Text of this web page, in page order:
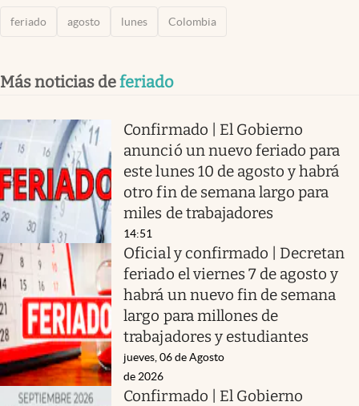
feriado agosto lunes Colombia
Más noticias deferiado
Confirmado | El Gobierno
anunció un nuevo feriado para
este lunes 10 de agosto y habrá
otro fin de semana largo para
miles de trabajadores
14:51
Oficial y confirmado | Decretan
feriado el viernes 7 de agosto y
habrá un nuevo fin de semana
largo para millones de
trabajadores y estudiantes
jueves, 06 de Agosto
de 2026
Confirmado | El Gobierno